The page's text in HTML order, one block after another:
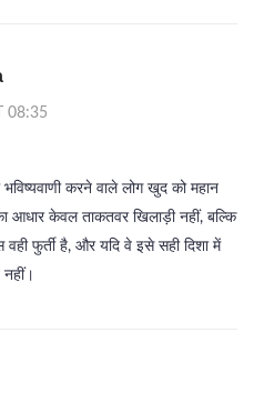
08:35
करने वाले लोग खुद को महान
आधार केवल ताकतवर खिलाड़ी नहीं, बल्कि
फुर्ती है, और यदि वे इसे सही दिशा में